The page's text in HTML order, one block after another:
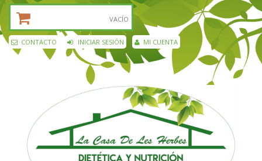
VACÍO
CONTACTO INICIAR SESIÓN MI CUENTA